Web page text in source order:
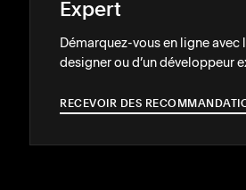
Expert
Démarquez-vous en ligne avec
designer ou d’un développeur
RECEVOIR DES